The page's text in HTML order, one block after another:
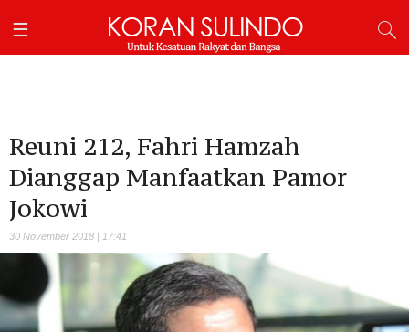
Reuni 212, Fahri Hamzah
Dianggap Manfaatkan Pamor
Jokowi
30 November 2018 | 17:41